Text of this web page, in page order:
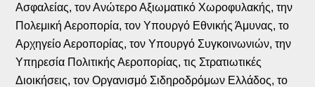
Ασφαλείας, τον Ανώτερο Αξιωματικό Χωροφυλακής, την
Πολεμική Αεροπορία, τον Υπουργό Εθνικής Άμυνας, το
Αρχηγείο Αεροπορίας, τον Υπουργό Συγκοινωνιών, την
Υπηρεσία Πολιτικής Αεροπορίας, τις Στρατιωτικές
Διοικήσεις, τον Οργανισμό Σιδηροδρόμων Ελλάδος, το